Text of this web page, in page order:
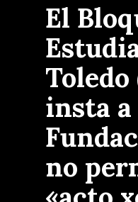
El
Toledo
insta a
no